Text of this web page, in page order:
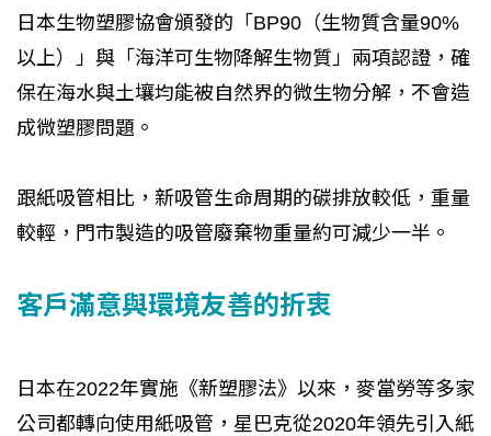
日本生物塑膠協會頒發的「BP90（生物質含量90%
以上）」與「海洋可生物降解生物質」兩項認證，確
保在海水與土壤均能被自然界的微生物分解，不會造
成微塑膠問題。
跟紙吸管相比，新吸管生命周期的碳排放較低，重量
較輕，門市製造的吸管廢棄物重量約可減少一半。
客戶滿意與環境友善的折衷
日本在2022年實施《新塑膠法》以來，麥當勞等多家
公司都轉向使用紙吸管，星巴克從2020年領先引入紙